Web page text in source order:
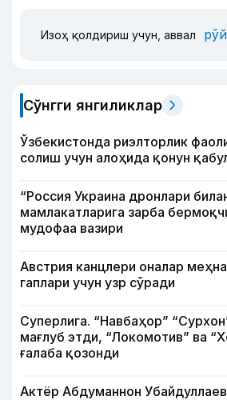
Изоҳ қолдириш учун, аввал
Сўнгги янгиликлар
Ўзбекистонда риэлторлик
солиш учун алоҳида қонун
“Россия Украина дронлари
мамлакатларига зарба
мудофаа вазири
Австрия канцлери оналар
гаплари учун узр сўради
Суперлига. “Навбаҳор”
мағлуб этди, “Локомотив” ва
ғалаба қозонди
Актёр Абду­маннон